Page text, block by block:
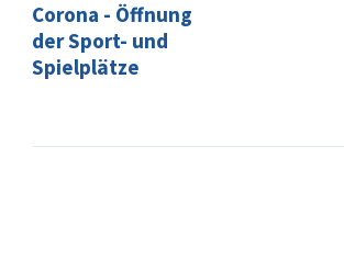
Corona - Öffnung
der Sport- und
Spielplätze